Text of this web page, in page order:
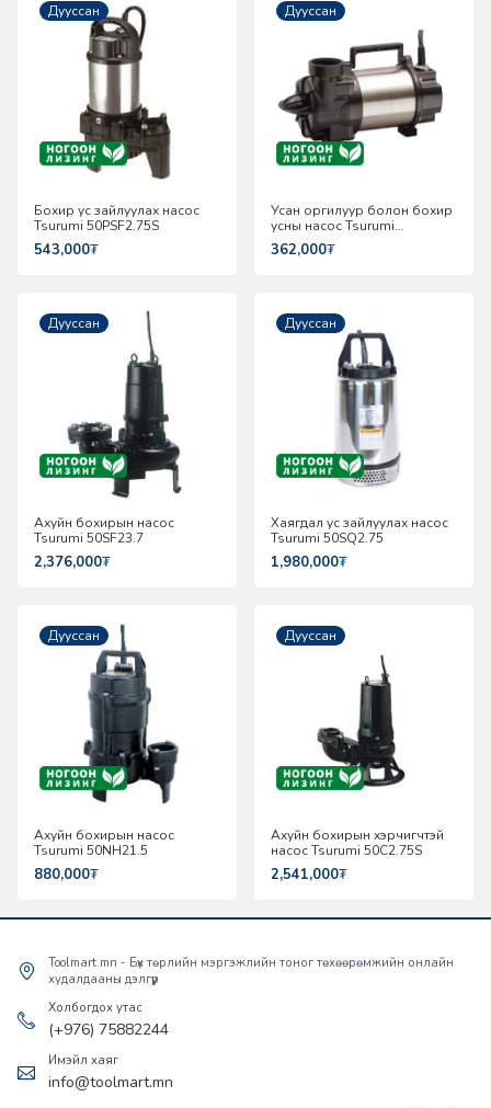
Дууссан
Бохир ус зайлуулах насос
Tsurumi 50PSF2.75S
543,000₮
Дууссан
Усан оргилуур болон бохир
усны насос Tsurumi
50PLS2.4S
362,000₮
Дууссан
Ахуйн бохирын насос
Tsurumi 50SF23.7
2,376,000₮
Дууссан
Хаягдал ус зайлуулах насос
Tsurumi 50SQ2.75
1,980,000₮
Дууссан
Ахуйн бохирын насос
Tsurumi 50NH21.5
880,000₮
Дууссан
Ахуйн бохирын хэрчигчтэй
насос Tsurumi 50C2.75S
2,541,000₮
Toolmart.mn - Бүх төрлийн мэргэжлийн тоног төхөөрөмжийн онлайн
худалдааны дэлгүүр
Холбогдох утас
(+976) 75882244
Имэйл хаяг
info@toolmart.mn